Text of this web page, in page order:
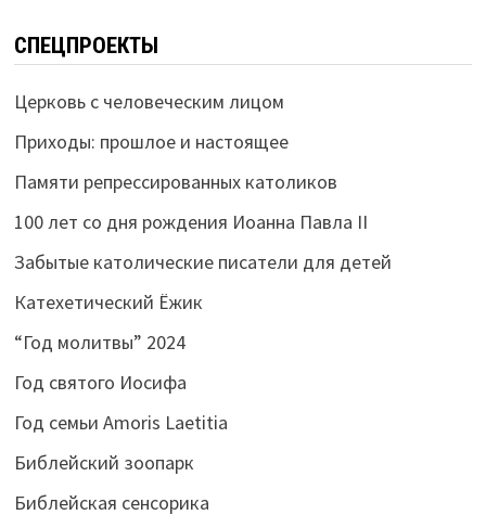
СПЕЦПРОЕКТЫ
Церковь с человеческим лицом
Приходы: прошлое и настоящее
Памяти репрессированных католиков
100 лет со дня рождения Иоанна Павла II
Забытые католические писатели для детей
Катехетический Ёжик
“Год молитвы” 2024
Год святого Иосифа
Год семьи Amoris Laetitia
Библейский зоопарк
Библейская сенсорика